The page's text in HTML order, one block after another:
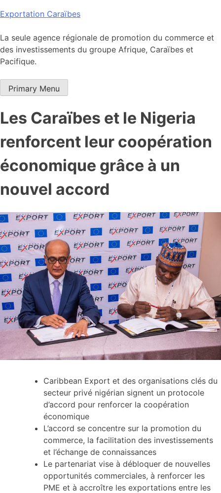
Skip
content
Exportation Caraïbes
La seule agence régionale de promotion du commerce et
des investissements du groupe Afrique, Caraïbes et
Pacifique.
Primary Menu
Les Caraïbes et le Nigeria
renforcent leur coopération
économique grâce à un
nouvel accord
Caribbean Export et des organisations clés du
secteur privé nigérian signent un protocole
d’accord pour renforcer la coopération
économique
L’accord se concentre sur la promotion du
commerce, la facilitation des investissements
et l’échange de connaissances
Le partenariat vise à débloquer de nouvelles
opportunités commerciales, à renforcer les
PME et à accroître les exportations entre les